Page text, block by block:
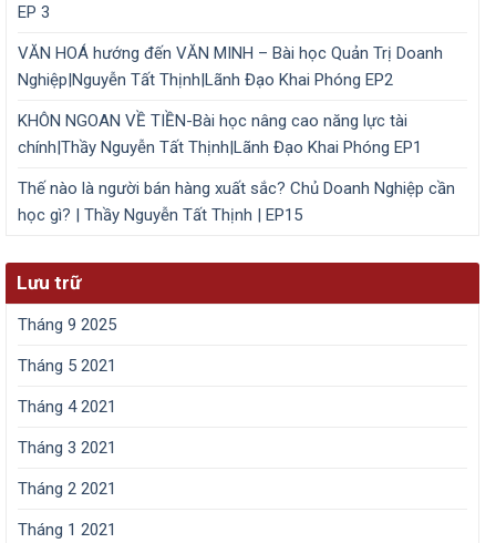
EP 3
VĂN HOÁ hướng đến VĂN MINH – Bài học Quản Trị Doanh
Nghiệp|Nguyễn Tất Thịnh|Lãnh Đạo Khai Phóng EP2
KHÔN NGOAN VỀ TIỀN-Bài học nâng cao năng lực tài
chính|Thầy Nguyễn Tất Thịnh|Lãnh Đạo Khai Phóng EP1
Thế nào là người bán hàng xuất sắc? Chủ Doanh Nghiệp cần
học gì? | Thầy Nguyễn Tất Thịnh | EP15
Lưu trữ
Tháng 9 2025
Tháng 5 2021
Tháng 4 2021
Tháng 3 2021
Tháng 2 2021
Tháng 1 2021